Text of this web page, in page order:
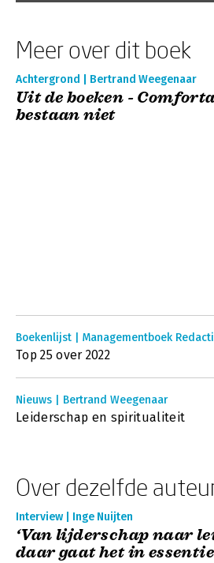
Meer over dit boek
Achtergrond | Bertrand Weegenaar
Uit de boeken -
bestaan niet
Boekenlijst | Managementboek
Top 25 over 2022
Nieuws | Bertrand Weegenaar
Leiderschap en spiritualiteit
Over dezelfde
Interview | Inge Nuijten
‘Van lijderschap naar
daar gaat het in essentie